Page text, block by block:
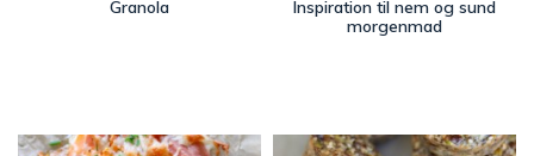
Granola
Inspiration til nem og sund
morgenmad